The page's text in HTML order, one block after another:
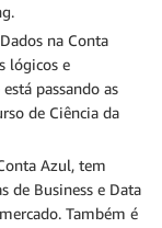
na Conta
lógicos e
passando as
de Ciência da
Azul, tem
de Business e Data
Também é